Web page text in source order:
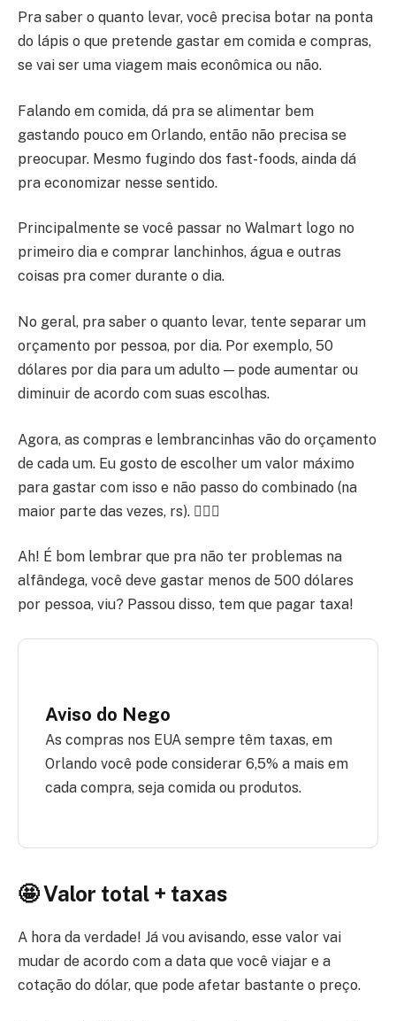
Pra saber o quanto levar, você precisa botar na ponta
do lápis o que pretende gastar em comida e compras,
se vai ser uma viagem mais econômica ou não.
Falando em comida, dá pra se alimentar bem
gastando pouco em Orlando, então não precisa se
preocupar. Mesmo fugindo dos fast-foods, ainda dá
pra economizar nesse sentido.
Principalmente se você passar no Walmart logo no
primeiro dia e comprar lanchinhos, água e outras
coisas pra comer durante o dia.
No geral, pra saber o quanto levar, tente separar um
orçamento por pessoa, por dia. Por exemplo, 50
dólares por dia para um adulto — pode aumentar ou
diminuir de acordo com suas escolhas.
Agora, as compras e lembrancinhas vão do orçamento
de cada um. Eu gosto de escolher um valor máximo
para gastar com isso e não passo do combinado (na
maior parte das vezes, rs). 🤦🏾‍♂️
Ah! É bom lembrar que pra não ter problemas na
alfândega, você deve gastar menos de 500 dólares
por pessoa, viu? Passou disso, tem que pagar taxa!
Aviso do Nego
As compras nos EUA sempre têm taxas, em
Orlando você pode considerar 6,5% a mais em
cada compra, seja comida ou produtos.
🤩 Valor total + taxas
A hora da verdade! Já vou avisando, esse valor vai
mudar de acordo com a data que você viajar e a
cotação do dólar, que pode afetar bastante o preço.